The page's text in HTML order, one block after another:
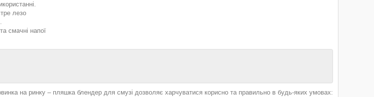
лезо
смачні напої
на ринку – пляшка блендер для смузі дозволяє харчуватися корисно та правильно в будь-яких умовах: